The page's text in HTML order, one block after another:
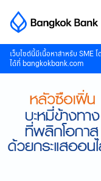
เว็บไซต์นี้มีเนื้อหาสำหรับ SME
ได้ที่ bangkokbank.com